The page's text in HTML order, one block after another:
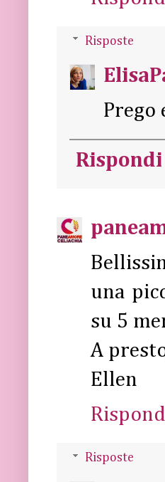
Risposte
Prego
Rispondi
una
su 5
A
Ellen
Risposte